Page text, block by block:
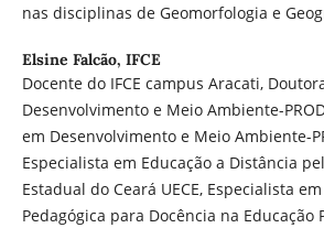
nas disciplinas de Geomorfologia e
Elsine Falcão, IFCE
Docente do IFCE campus Aracati,
Desenvolvimento e Meio Ambiente-
em Desenvolvimento e Meio Ambiente-
Especialista em Educação a Distância
Estadual do Ceará UECE, Especialista
Pedagógica para Docência na Educação